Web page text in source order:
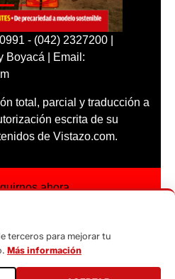
- (042) 2327200 |
Boyacá | Email:
total, parcial y traducción a
escrita de su
de Vistazo.com.
ahora
terceros para mejorar tu
Más información